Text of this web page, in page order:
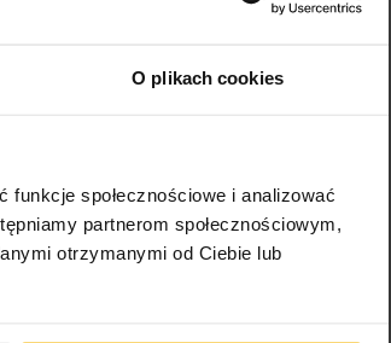
O plikach cookies
społecznościowe i analizować
partnerom społecznościowym,
otrzymanymi od Ciebie lub